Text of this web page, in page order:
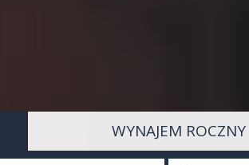
WYNAJEM ROCZNY